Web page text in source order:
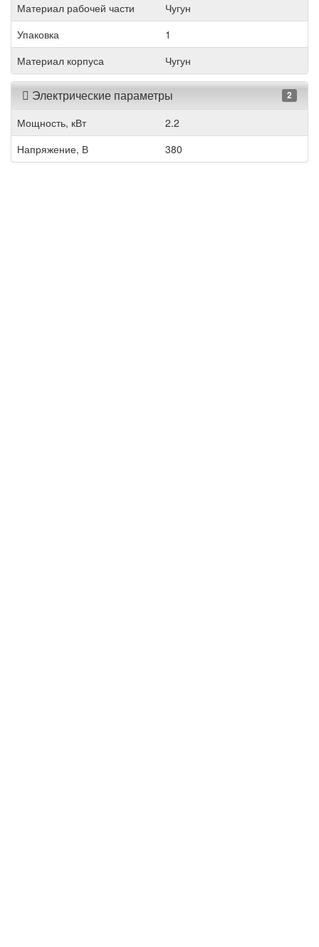
Материал рабочей части
Чугун
Упаковка
1
Материал корпуса
Чугун
Электрические параметры 2
Мощность, кВт
2.2
Напряжение, В
380